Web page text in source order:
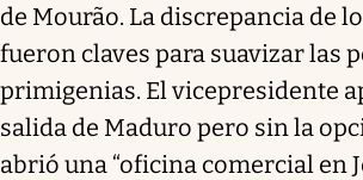
de Mourão. La discrepancia de
fueron claves para suavizar las
primigenias. El vicepresidente
salida de Maduro pero sin la
abrió una “oficina comercial en